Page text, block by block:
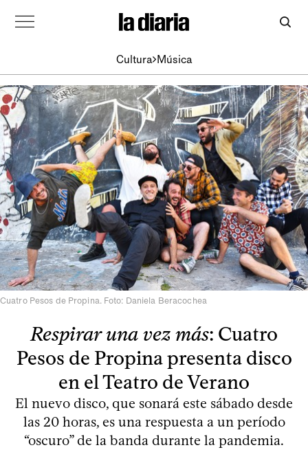
Cultura Música
Cuatro Pesos de Propina. Foto: Daniela Beracochea
Respirar una vez más: Cuatro
Pesos de Propina presenta disco
en el Teatro de Verano
El nuevo disco, que sonará este sábado desde
las 20 horas, es una respuesta a un período
“oscuro” de la banda durante la pandemia.